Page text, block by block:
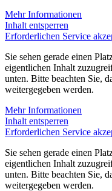
Mehr Informationen
Inhalt entsperren
Erforderlichen Service
Sie sehen gerade einen
eigentlichen Inhalt
unten. Bitte beachten Sie,
weitergegeben werden.
Mehr Informationen
Inhalt entsperren
Erforderlichen Service
Sie sehen gerade einen
eigentlichen Inhalt
unten. Bitte beachten Sie,
weitergegeben werden.